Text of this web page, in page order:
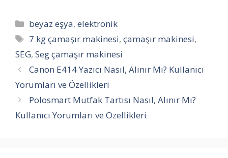
Kategoriler
beyaz eşya,elektronik
Etiketler
7 kg çamaşır makinesi,çamaşır makinesi,
SEG, Seg çamaşır makinesi
Canon E414 Yazıcı Nasıl, Alınır Mı? Kullanıcı
Yorumları ve Özellikleri
Polosmart Mutfak Tartısı Nasıl, Alınır Mı?
Kullanıcı Yorumları ve Özellikleri